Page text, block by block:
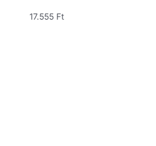
17.555 Ft